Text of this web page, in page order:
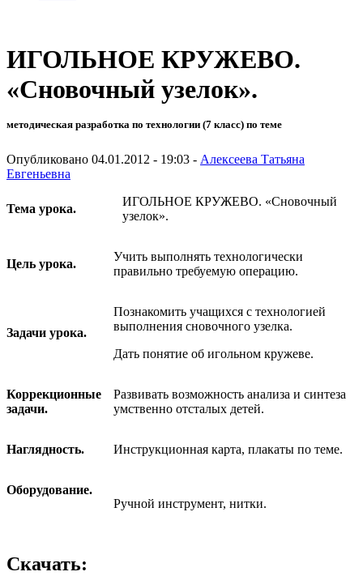
ИГОЛЬНОЕ КРУЖЕВО.
«Сновочный узелок».
методическая разработка по технологии (7 класс) по теме
Опубликовано 04.01.2012 - 19:03 - Алексеева Татьяна
Евгеньевна
Тема урока.
ИГОЛЬНОЕ КРУЖЕВО. «Сновочный
узелок».
Цель урока.
Учить выполнять технологически
правильно требуемую опера­цию.
Задачи урока.
Познакомить учащихся с технологией
выполнения сновочного узелка.
Дать понятие об игольном кружеве.
Коррекцион­ные
задачи.
Развивать возможность анализа и синтеза
умственно отсталых де­тей.
Наглядность. Инструкционная карта, плакаты по теме.
Оборудование.
Ручной инструмент, нитки.
Скачать: